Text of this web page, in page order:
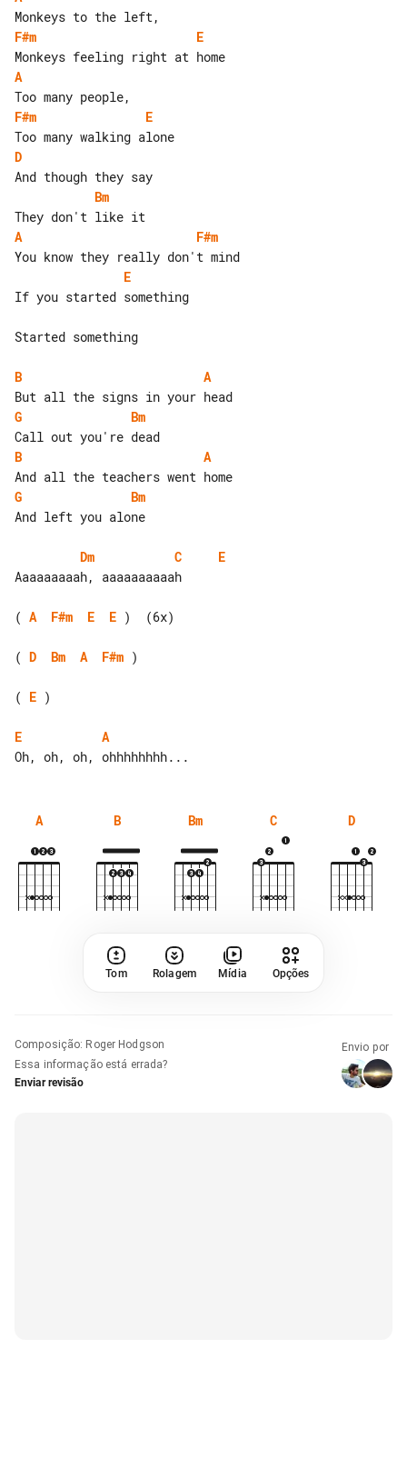
F#m
E
A
F#m
E
D
Bm
A
F#m
E
If you started something
Started something
B
A
G
Bm
B
A
G
Bm
And left you alone
Dm C
E
Aaaaaaaaah, aaaaaaaaaah
( A F#m E E )  (6x)
( D Bm A F#m )
( E )
E
A
A B Bm C D
Tom Rolagem Mídia Opções
Composição: Roger Hodgson
Essa informação está errada?
Enviar revisão
Envio por